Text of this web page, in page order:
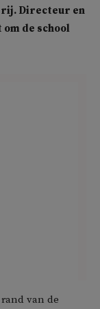
Directeur en
de school
van de